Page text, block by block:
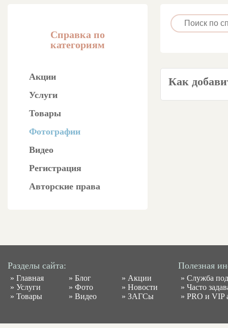
Справка по
категориям
Акции
Услуги
Товары
Фотографии
Видео
Регистрация
Авторские права
Как
Разделы сайта:
» Главная
» Услуги
» Товары
» Блог
» Фото
» Видео
» Акции
» Новости
» ЗАГСы
Полезная
» Служба
» Часто
» PRO и VIP